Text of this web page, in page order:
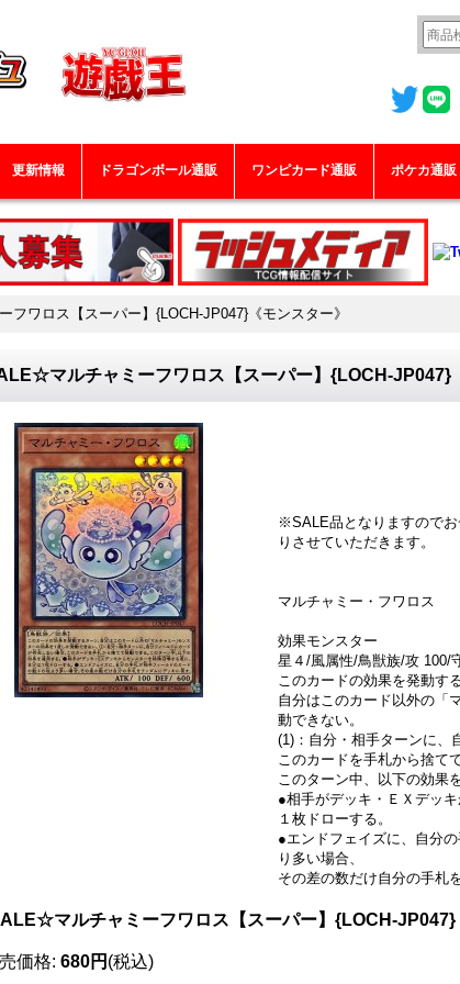
更新情報 ドラゴンボール通販 ワンピカード通販 ポケカ通販
ワロス【スーパー】{LOCH-JP047}《モンスター》
マルチャミーフワロス【スーパー】{LOCH-JP047}
※SALE品となりますので
りさせていただきます。
マルチャミー・フワロス
効果モンスター
星４/風属性/鳥獣族/攻 100/
このカードの効果を発動す
自分はこのカード以外の「
動できない。
(1)：自分・相手ターンに、
このカードを手札から捨て
このターン中、以下の効果
●相手がデッキ・ＥＸデッ
１枚ドローする。
●エンドフェイズに、自分
り多い場合、
その差の数だけ自分の手札
マルチャミーフワロス【スーパー】{LOCH-JP047}
価格: 680円 (税込)